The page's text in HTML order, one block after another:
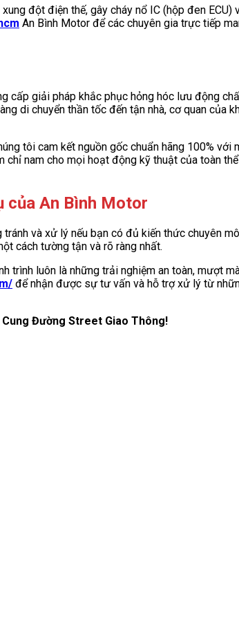
đột điện thế, gây cháy nổ IC (hộp đen ECU)
An Bình Motor để các chuyên gia trực tiếp
cấp giải pháp khắc phục hỏng hóc lưu động
di chuyển thần tốc đến tận nhà, cơ quan của
tôi cam kết nguồn gốc chuẩn hãng 100% với
chỉ nam cho mọi hoạt động kỹ thuật của toàn
của An Bình Motor
và xử lý nếu bạn có đủ kiến thức chuyên
cách tường tận và rõ ràng nhất.
trình luôn là những trải nghiệm an toàn, mượt
để nhận được sự tư vấn và hỗ trợ xử lý từ
Đường Street Giao Thông!